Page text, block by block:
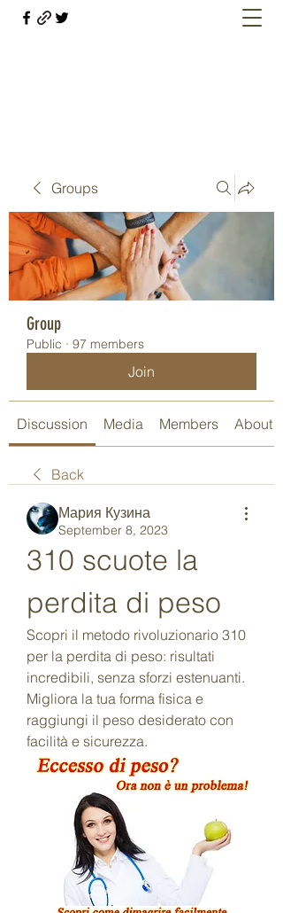
Groups
Group
Public · 97 members
Join
Discussion Media Members About
Back
Мария Кузина
September 8, 2023
310 scuote la
perdita di peso
Scopri il metodo rivoluzionario 310
per la perdita di peso: risultati
incredibili, senza sforzi estenuanti.
Migliora la tua forma fisica e
raggiungi il peso desiderato con
facilità e sicurezza.